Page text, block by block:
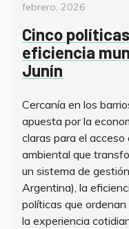
febrero, 2026
Cinco
eficiencia
Junín
Cercanía en los
apuesta por la
claras para el acceso
ambiental que
un sistema de
Argentina), la
políticas que
la experiencia